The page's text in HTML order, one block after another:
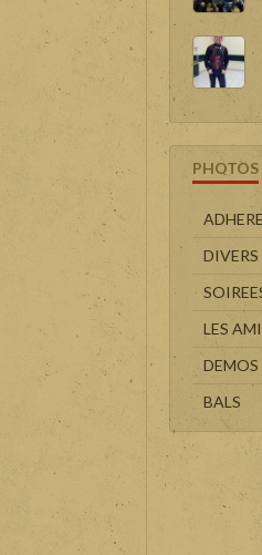
PHOTOS
DIVERS
LES
DEMOS
BALS